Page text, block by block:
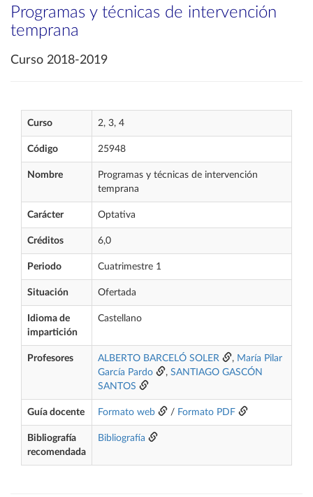
Programas y técnicas de intervención
temprana
Curso 2018-2019
Curso 2, 3, 4
Código 25948
Nombre
Programas y técnicas de intervención
temprana
Carácter Optativa
Créditos 6,0
Periodo Cuatrimestre 1
Situación Ofertada
Idioma de
impartición
Castellano
Profesores ALBERTO BARCELÓ SOLER , María Pilar
García Pardo
, SANTIAGO GASCÓN
SANTOS
Guía docente Formato web / Formato PDF
Bibliografía
recomendada
Bibliografía